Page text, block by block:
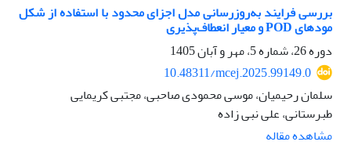
بررسی فرایند به‌روزرسانی مدل اجزای محدود با استفاده از شکل
مودهای POD و معیار انعطاف‌پذیری
دوره 26، شماره 5، مهر و آبان 1405
10.48311/mcej.2025.99149.0
سلمان رحیمیان، موسی محمودی صاحبی، مجتبی کریمایی
طبرستانی، علی نبی زاده
مشاهده مقاله